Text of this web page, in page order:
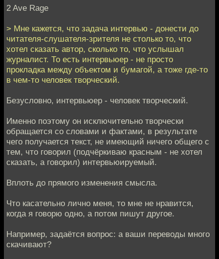
2 Ave Rage
> Мне кажется, что задача интервью - донести до
читателя-слушателя-зрителя не столько то, что
хотел сказать автор, сколько то, что услышал
журналист. То есть интервьюер - не просто
прокладка между объектом и бумагой, а тоже где-то
в чем-то человек творческий.
Безусловно, интервьюер - человек творческий.
Именно поэтому он исключительно творчески
обращается со словами и фактами, в результате
чего получается текст, не имеющий ничего общего с
тем, что говорил (подчёркиваю красным - не хотел
сказать, а говорил) интервьюируемый.
Вплоть до прямого изменения смысла.
Что касательно лично меня, то мне не нравится,
когда я говорю одно, а потом пишут другое.
Например, задаётся вопрос: а ваши переводы много
скачивают?